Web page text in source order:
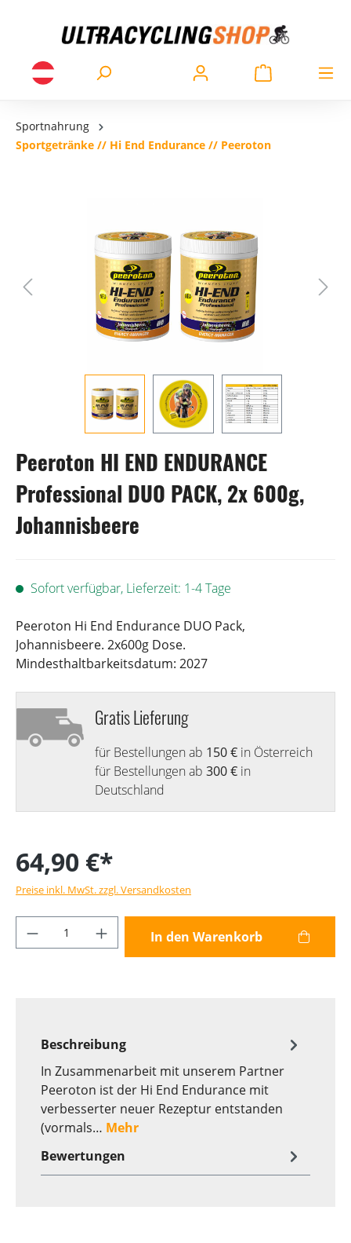
Sportnahrung
Sportgetränke // Hi End Endurance // Peeroton
Peeroton HI END ENDURANCE
Professional DUO PACK, 2x 600g,
Johannisbeere
Sofort verfügbar, Lieferzeit: 1-4 Tage
Peeroton Hi End Endurance DUO Pack,
Johannisbeere. 2x600g Dose.
Mindesthaltbarkeitsdatum: 2027
Gratis Lieferung
für Bestellungen ab 150 € in Österreich
für Bestellungen ab 300 € in
Deutschland
64,90 €*
Preise inkl. MwSt. zzgl. Versandkosten
Produkt Anzahl: Gib den gewünschten
In den Warenkorb
Beschreibung
In Zusammenarbeit mit unserem Partner
Peeroton ist der Hi End Endurance mit
verbesserter neuer Rezeptur entstanden
(vormals… Mehr
Bewertungen